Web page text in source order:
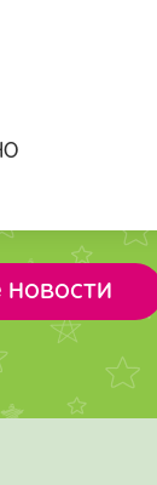
новости